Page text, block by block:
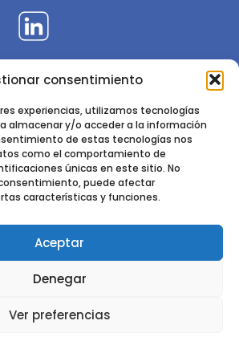
consentimiento
experiencias, utilizamos tecnologías
almacenar y/o acceder a la información
de estas tecnologías nos
como el comportamiento de
únicas en este sitio. No
puede afectar
características y funciones.
Aceptar
Denegar
Ver preferencias
actividad promovida por laSociedad
Ciencias Forestales, INIA-CSIC
Coruña km 7,5 - 28040 Madrid
DISEÑO Y DESARROLLO DEL SITIO WEB,